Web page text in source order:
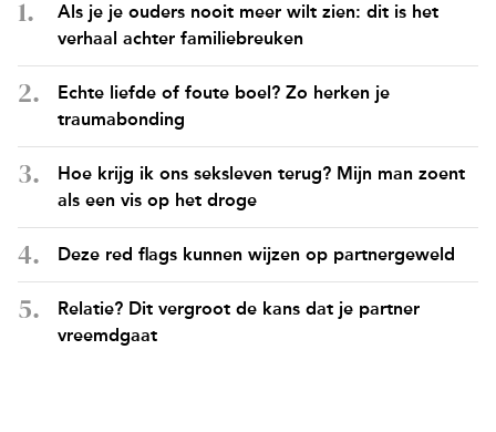
Als je je ouders nooit meer wilt zien: dit is het
verhaal achter familiebreuken
Echte liefde of foute boel? Zo herken je
traumabonding
Hoe krijg ik ons seksleven terug? Mijn man zoent
als een vis op het droge
Deze red flags kunnen wijzen op partnergeweld
Relatie? Dit vergroot de kans dat je partner
vreemdgaat